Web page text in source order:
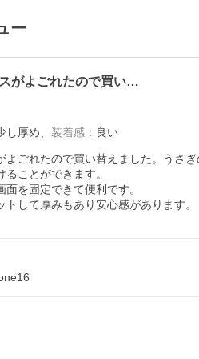
ー
がよごれたので買い…
し厚め 装着感 ： 良い
よごれたので買い替えました。うさぎ
ことができます。
を固定できて便利です。
トして厚みもあり安心感があります。